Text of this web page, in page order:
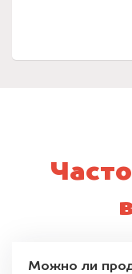
Можно ли